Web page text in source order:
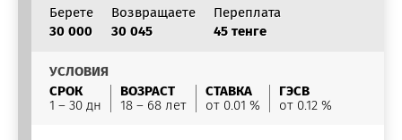
Берете
30 000
Возвращаете
30 045
Переплата
45 тенге
УСЛОВИЯ
СРОК
1 – 30 дн
ВОЗРАСТ
18 – 68 лет
СТАВКА
от 0.01 %
ГЭСВ
от 0.12 %